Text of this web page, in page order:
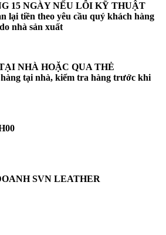
15 NGÀY NẾU LỖI KỸ THUẬT
lại tiền theo yêu cầu quý khách hàng
nhà sản xuất
NHÀ HOẶC QUA THẺ
tại nhà, kiểm tra hàng trước khi
SVN LEATHER